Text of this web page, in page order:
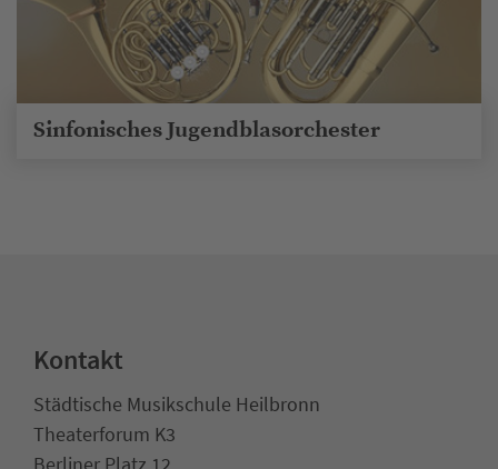
Sinfonisches Jugend­blasorchester
Kontakt
Städtische Musikschule Heilbronn
Theaterforum K3
Berliner Platz 12